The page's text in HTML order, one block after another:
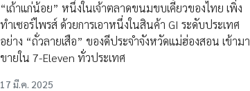
“เถ้าแก่น้อย” หนึ่งในเจ้าตลาดขนมขบเคี้ยวของไทย เพิ่ง
ทำเซอร์ไพรส์ ด้วยการเอาหนึ่งในสินค้า GI ระดับประเทศ
อย่าง “ถั่วลายเสือ” ของดีประจำจังหวัดแม่ฮ่องสอน เข้ามา
ขายใน 7-Eleven ทั่วประเทศ
17 มี.ค. 2025